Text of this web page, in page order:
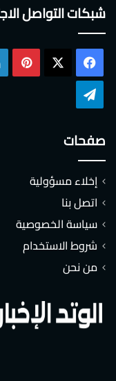
شبكات التواصل
فيسبوك
صفحات
إخلاء مسؤولية
اتصل بنا
سياسة الخصوصية
شروط الاستخدام
من نحن